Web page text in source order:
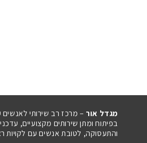
מגדל אור – מרכז רב שירותי
בפיתוח ומתן שירותים מקצועיים,
והתעסוקה, לטובת אנשים עם לקויות